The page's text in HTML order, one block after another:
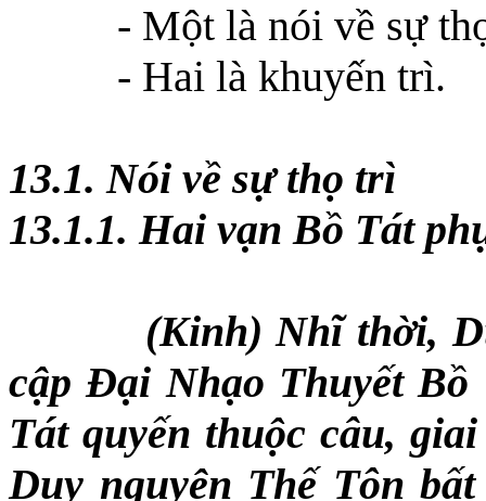
- Một là nói về sự
- Hai là khuyến trì.
13.1. Nói về sự thọ trì
13.1.1. Hai vạn Bồ Tát
(Kinh) Nhĩ thời,
cập Đại Nhạo Thuyết
Tát quyến thuộc câu,
Duy nguyện Thế Tôn